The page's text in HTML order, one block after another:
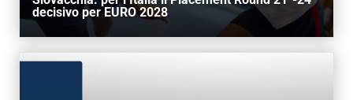
decisivo per EURO 2028